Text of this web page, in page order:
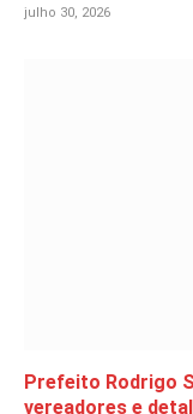
julho 30, 2026
Prefeito Rodrigo
vereadores e